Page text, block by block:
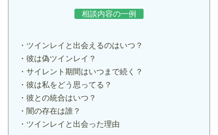
相談内容の一例
・ツインレイと出会えるのはいつ？
・彼は偽ツインレイ？
・サイレント期間はいつまで続く？
・彼は私をどう思ってる？
・彼との統合はいつ？
・闇の存在は誰？
・ツインレイと出会った理由